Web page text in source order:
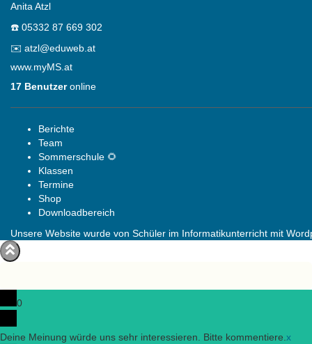
Anita Atzl
☎️ 05332 87 669 302
✉️ atzl@eduweb.at
www.myMS.at
17 Benutzeronline
Berichte
Team
Sommerschule 🌻
Klassen
Termine
Shop
Downloadbereich
Unsere Website wurde von Schüler im Informatikunterricht mit
0
Deine Meinung würde uns sehr interessieren. Bitte kommentiere. x